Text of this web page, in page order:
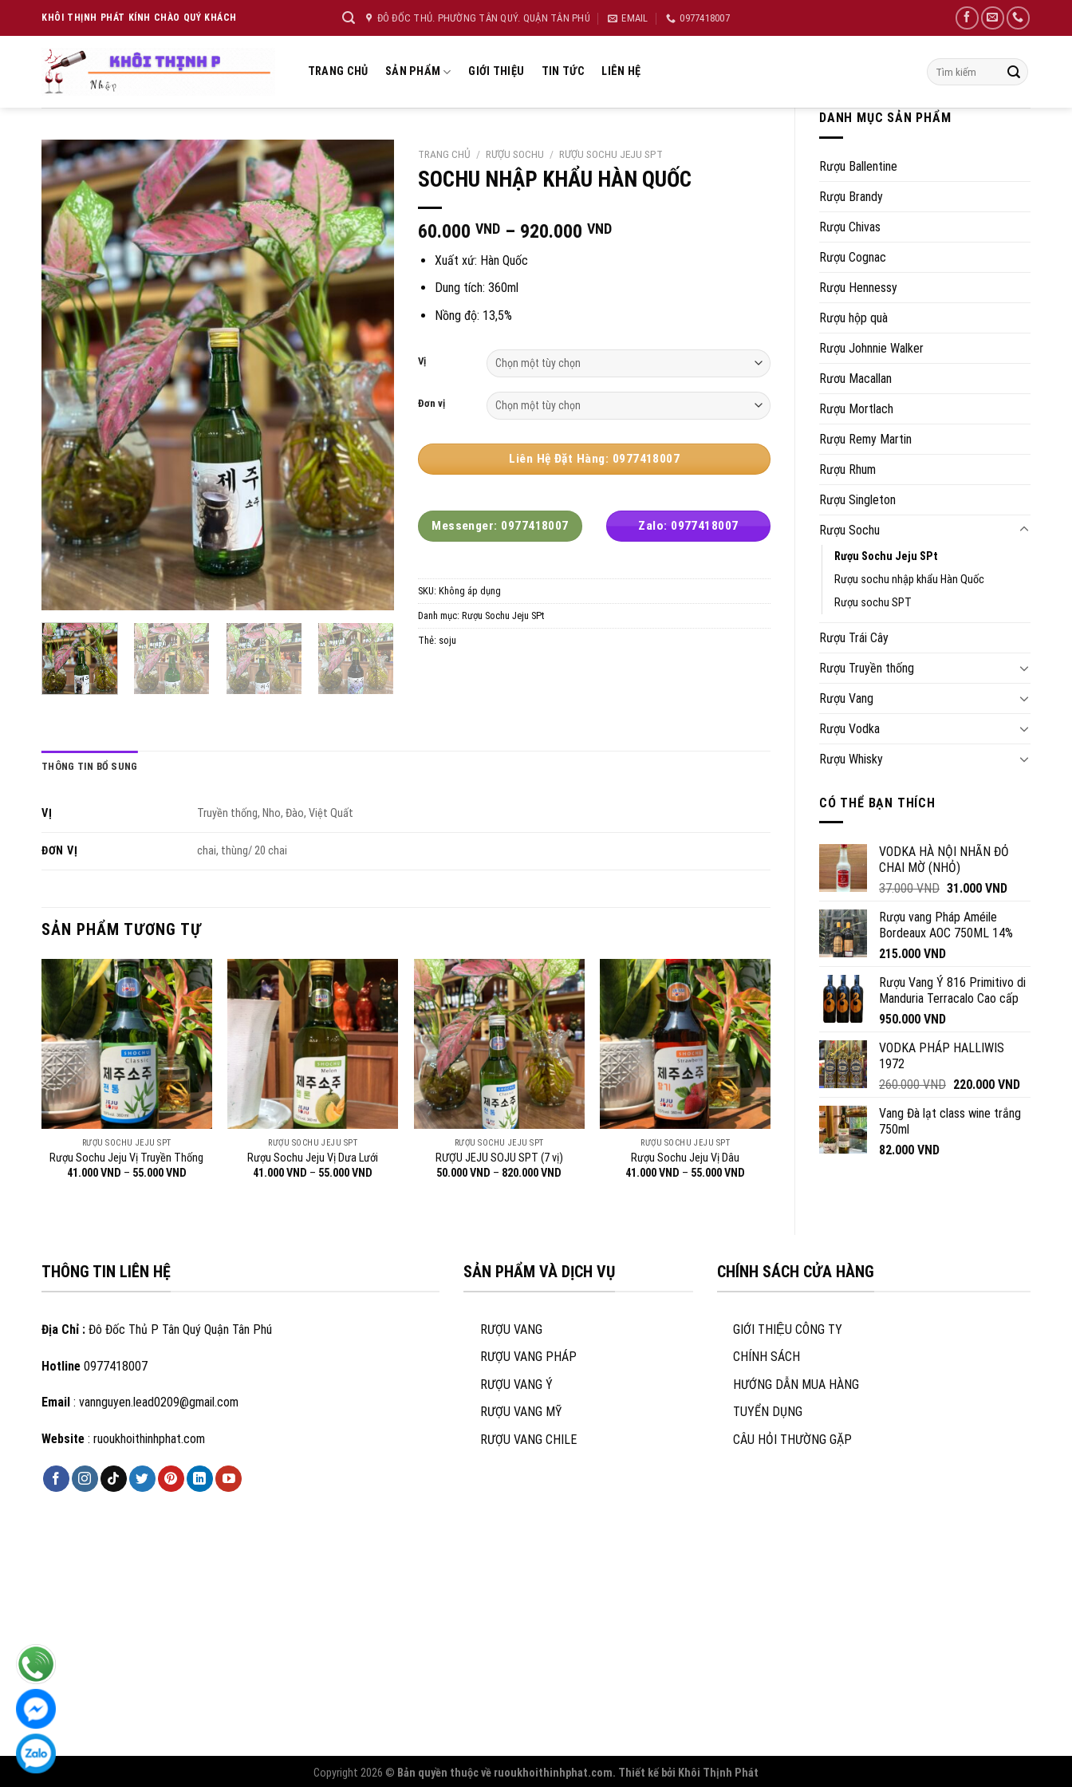
KHÔI THỊNH PHÁT KÍNH CHÀO QUÝ KHÁCH ĐÔ ĐỐC THỦ. PHƯỜNG TÂN QUÝ. QUẬN TÂN PHÚ EMAIL 0977418007
TRANG CHỦ SẢN PHẨM GIỚI THIỆU TIN TỨC LIÊN HỆ
Tìm
kiếm:
DANH MỤC SẢN PHẨM
Rượu Ballentine
Rượu Brandy
Rượu Chivas
Rượu Cognac
Rượu Hennessy
Rượu hộp quà
Rượu Johnnie Walker
Rươu Macallan
Rượu Mortlach
Rượu Remy Martin
Rượu Rhum
Rượu Singleton
Rượu Sochu
Rượu Sochu Jeju SPt
Rượu sochu nhập khẩu Hàn Quốc
Rượu sochu SPT
Rượu Trái Cây
Rượu Truyền thống
Rượu Vang
Rượu Vodka
Rượu Whisky
CÓ THỂ BẠN THÍCH
VODKA HÀ NỘI NHÃN ĐỎ
CHAI MỜ (NHỎ)
37.000VND Giá
là:
37.000 VND.
31.000 VNDGiá
là:
Rượu vang Pháp Améile
Bordeaux AOC 750ML 14%
215.000 VND
Rượu Vang Ý 816 Primitivo di
Manduria Terracalo Cao cấp
950.000 VND
VODKA PHÁP HALLIWIS
1972
260.000VND Giá
là:
220.000 VNDGiá
tại
Vang Đà lạt class wine trắng
750ml
82.000 VND
TRANG CHỦ / RƯỢU SOCHU / RƯỢU SOCHU JEJU SPT
SOCHU NHẬP KHẨU HÀN QUỐC
60.000 VND – 920.000 VNDKhoảng
Xuất xứ: Hàn Quốc
Dung tích: 360ml
Nồng độ: 13,5%
Vị
Đơn vị
Liên Hệ Đặt Hàng: 0977418007
Messenger: 0977418007 Zalo: 0977418007
SKU: Không áp dụng
Danh mục: Rượu Sochu Jeju SPt
Thẻ: soju
THÔNG TIN BỔ SUNG
VỊ Truyền thống, Nho, Đào, Việt Quất
ĐƠN VỊ chai, thùng/ 20 chai
SẢN PHẨM TƯƠNG TỰ
RƯỢU SOCHU JEJU SPT
Rượu Sochu Jeju Vị Truyền Thống
41.000VND – 55.000VNDKhoảng
RƯỢU SOCHU JEJU SPT
Rượu Sochu Jeju Vị Dưa Lưới
41.000VND – 55.000VND
RƯỢU SOCHU JEJU SPT
RƯỢU JEJU SOJU SPT (7 vị)
50.000VND – 820.000VND
RƯỢU SOCHU JEJU SPT
Rượu Sochu Jeju Vị Dâu
41.000VND – 55.000VND
THÔNG TIN LIÊN HỆ
Địa Chỉ : Đô Đốc Thủ P Tân Quý Quận Tân Phú
Hotline 0977418007
Email : vannguyen.lead0209@gmail.com
Website : ruoukhoithinhphat.com
SẢN PHẨM VÀ DỊCH VỤ
RƯỢU VANG
RƯỢU VANG PHÁP
RƯỢU VANG Ý
RƯỢU VANG MỸ
RƯỢU VANG CHILE
CHÍNH SÁCH CỬA HÀNG
GIỚI THIỆU CÔNG TY
CHÍNH SÁCH
HƯỚNG DẪN MUA HÀNG
TUYỂN DỤNG
CÂU HỎI THƯỜNG GẶP
Copyright 2026 © Bản quyền thuộc về ruoukhoithinhphat.com. Thiết kế bởi Khôi Thịnh Phát